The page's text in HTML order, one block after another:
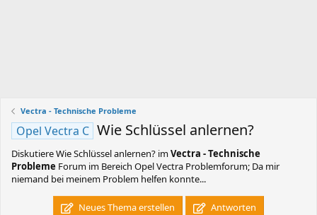
Vectra - Technische Probleme
Opel Vectra C Wie Schlüssel anlernen?
DiskutiereWie Schlüssel anlernen? imVectra - Technische
Probleme Forum im Bereich Opel Vectra Problemforum; Da mir
niemand bei meinem Problem helfen konnte...
Neues Thema erstellen Antworten